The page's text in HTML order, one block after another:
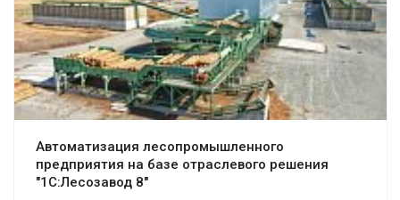
Смотреть проект
Автоматизация лесопромышленного
предприятия на базе отраслевого решения
"1С:Лесозавод 8"